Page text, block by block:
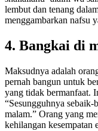
lembut dan tenang
menggambarkan nafsu
4. Bangkai di
Maksudnya adalah
pernah bangun untuk
yang tidak bermanfaat.
“Sesungguhnya sebaik-
malam.” Orang yang
kehilangan kesempatan